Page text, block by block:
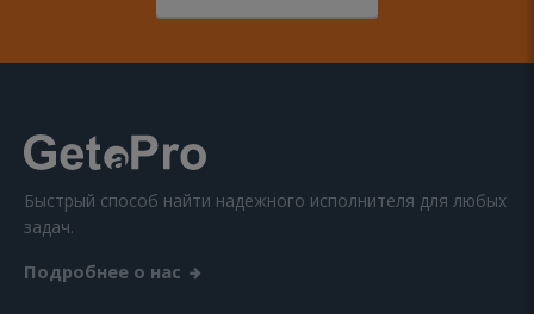
Быстрый способ найти надежного исполнителя для любых
задач.
Подробнее о нас